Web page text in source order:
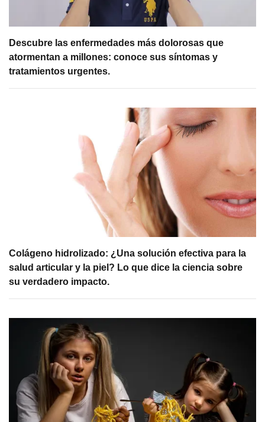
Descubre las enfermedades más dolorosas que
atormentan a millones: conoce sus síntomas y
tratamientos urgentes.
Colágeno hidrolizado: ¿Una solución efectiva para la
salud articular y la piel? Lo que dice la ciencia sobre
su verdadero impacto.